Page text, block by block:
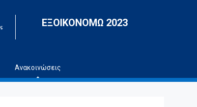
ΕΞΟΙΚΟΝΟΜΩ 2023
Ανακοινώσεις